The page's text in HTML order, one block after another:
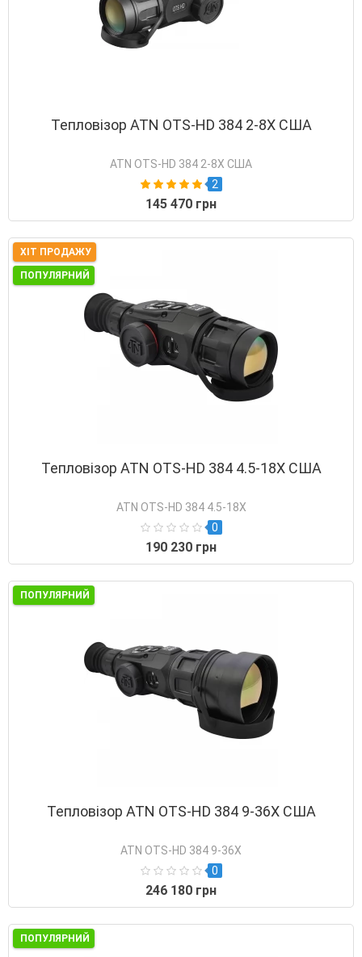
Тепловізор ATN OTS-HD 384 2-8X США
ATN OTS-HD 384 2-8X США
2
145 470 грн
ХІТ ПРОДАЖУ
ПОПУЛЯРНИЙ
Тепловізор ATN OTS-HD 384 4.5-18X США
ATN OTS-HD 384 4.5-18X
0
190 230 грн
ПОПУЛЯРНИЙ
Тепловізор ATN OTS-HD 384 9-36X США
ATN OTS-HD 384 9-36X
0
246 180 грн
ПОПУЛЯРНИЙ